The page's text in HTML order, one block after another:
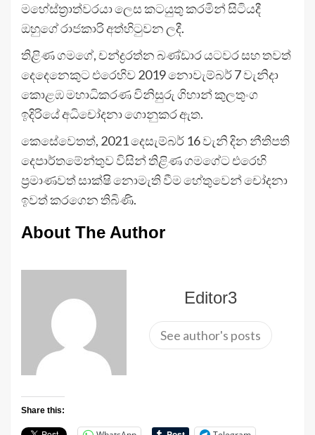
මහේස්ත්‍රාත්වරයා ලෙස කටයුතු කරමින් සිටියදී
ඔහුගේ රාජකාරි අත්හිටුවන ලදී.
තිළිණ ගමගේ, චන්ද්‍රරත්න බණ්ඩාර යටවර සහ තවත්
දෙදෙනෙකුට එරෙහිව 2019 නොවැම්බර් 7 වැනිදා
කොළඹ මහාධිකරණ විනිසුරු ගිහාන් කුලතුංග
ඉදිරියේ අධිචෝදනා ගොනුකර ඇත.
කෙසේවෙතත්, 2021 දෙසැම්බර් 16 වැනි දින නීතිපති
දෙපාර්තමේන්තුව විසින් තිළිණ ගමගේට එරෙහි
ප්‍රමාණවත් සාක්ෂි නොමැති වීම හේතුවෙන් චෝදනා
ඉවත් කරගෙන තිබිණි.
About The Author
Editor3
See author's posts
Share this: